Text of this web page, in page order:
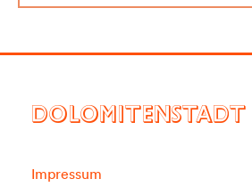
DOLOMITENSTADT
Impressum